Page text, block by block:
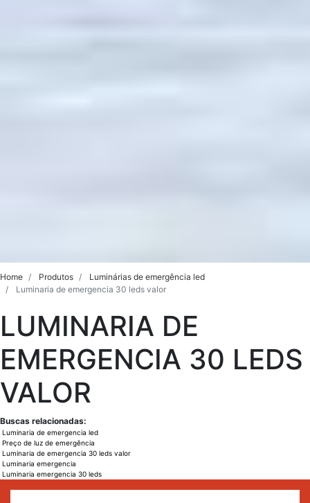
Home Produtos
Luminárias de emergência led
Luminaria de emergencia 30 leds valor
LUMINARIA DE
EMERGENCIA 30 LEDS
VALOR
Buscas relacionadas:
Luminaria de emergencia led
Preço de luz de emergência
Luminaria de emergencia 30 leds valor
Luminaria emergencia
Luminaria emergencia 30 leds